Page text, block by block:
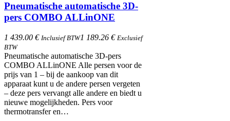
Pneumatische automatische 3D-
pers COMBO ALLinONE
1 439.00 € Inclusief BTW1 189.26 € Exclusief
BTW
Pneumatische automatische 3D-pers
COMBO ALLinONE Alle persen voor de
prijs van 1 – bij de aankoop van dit
apparaat kunt u de andere persen vergeten
– deze pers vervangt alle andere en biedt u
nieuwe mogelijkheden. Pers voor
thermotransfer en…